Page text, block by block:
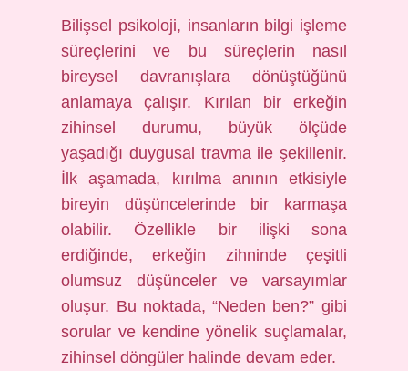
Bilişsel psikoloji, insanların bilgi işleme
süreçlerini ve bu süreçlerin nasıl
bireysel davranışlara dönüştüğünü
anlamaya çalışır. Kırılan bir erkeğin
zihinsel durumu, büyük ölçüde
yaşadığı duygusal travma ile şekillenir.
İlk aşamada, kırılma anının etkisiyle
bireyin düşüncelerinde bir karmaşa
olabilir. Özellikle bir ilişki sona
erdiğinde, erkeğin zihninde çeşitli
olumsuz düşünceler ve varsayımlar
oluşur. Bu noktada, “Neden ben?” gibi
sorular ve kendine yönelik suçlamalar,
zihinsel döngüler halinde devam eder.